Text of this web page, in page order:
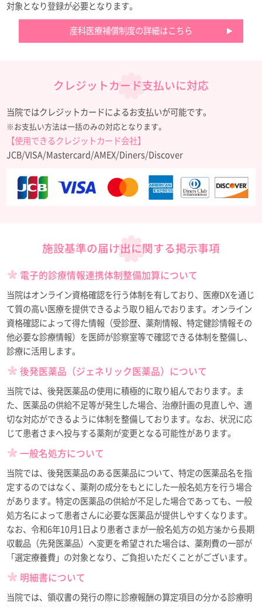
対象となり登録が必要となります。
産科医療補償制度の詳細はこちら
クレジットカード支払いに対応
当院ではクレジットカードによるお支払いが可能です。
※お支払い方法は一括のみの対応となります。
【使用できるクレジットカード会社】
JCB/VISA/Mastercard/AMEX/Diners/Discover
施設基準の届け出に関する掲示事項
電子的診療情報連携体制整備加算について
当院はオンライン資格確認を行う体制を有しており、医療DXを通じ
て質の高い医療を提供できるよう取り組んでおります。オンライン
資格確認によって得た情報（受診歴、薬剤情報、特定健診情報その
他必要な診療情報）を医師が診察室等で確認できる体制を整備し、
診療に活用します。
後発医薬品（ジェネリック医薬品）について
当院では、後発医薬品の使用に積極的に取り組んでおります。ま
た、医薬品の供給不足等が発生した場合、治療計画の見直しや、適
切な対応ができるように体制を整備しております。なお、状況に応
じて患者さまへ投与する薬剤が変更となる可能性があります。
一般名処方について
当院では、後発医薬品のある医薬品について、特定の医薬品名を指
定するのではなく、薬剤の成分をもとにした一般名処方を行う場合
があります。特定の医薬品の供給が不足した場合であっても、一般
処方名によって患者さんに必要な医薬品が提供しやすくなります。
なお、令和6年10月1日より患者さまが一般名処方の処方箋から長期
収載品（先発医薬品）へ変更を希望された場合は、薬剤費の一部が
「選定療養費」の対象となり、ご負担いただくことがございます。
明細書について
当院では、領収書の発行の際に診療報酬の算定項目の分かる診療明